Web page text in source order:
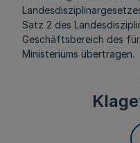
Satz 2 des
Geschäftsbereich des
Ministeriums übertragen.